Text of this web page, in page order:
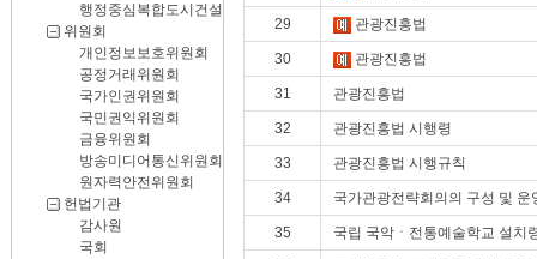
행정중심복합도시건설청
위원회
개인정보보호위원회
공정거래위원회
국가인권위원회
국민권익위원회
금융위원회
방송미디어통신위원회
원자력안전위원회
헌법기관
감사원
국회
29 관광진흥법
30 관광진흥법
31 관광진흥법
32 관광진흥법 시행령
33 관광진흥법 시행규칙
34 국가관광전략회의의 구성 및 운
35 국립 국악ㆍ전통예술학교 설치